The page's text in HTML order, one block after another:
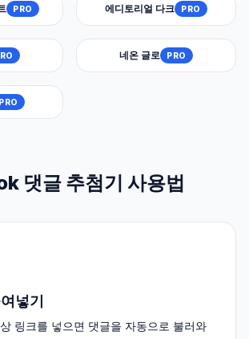
PRO 에디토리얼 다크 PRO
네온 글로 PRO
PRO
댓글 추첨기 사용법
넣기
링크를 넣으면 댓글을 자동으로 불러와